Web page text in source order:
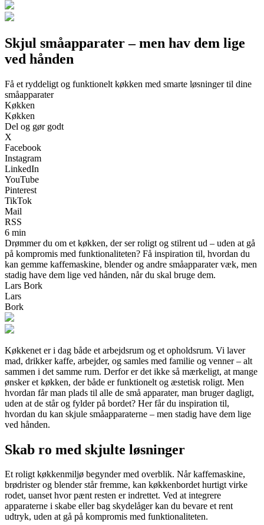
Skjul småapparater – men hav dem lige
ved hånden
Få et ryddeligt og funktionelt køkken med smarte løsninger til dine
småapparater
Køkken
Køkken
Del og gør godt
X
Facebook
Instagram
LinkedIn
YouTube
Pinterest
TikTok
Mail
RSS
6 min
Drømmer du om et køkken, der ser roligt og stilrent ud – uden at gå
på kompromis med funktionaliteten? Få inspiration til, hvordan du
kan gemme kaffemaskine, blender og andre småapparater væk, men
stadig have dem lige ved hånden, når du skal bruge dem.
Lars Bork
Lars
Bork
Køkkenet er i dag både et arbejdsrum og et opholdsrum. Vi laver
mad, drikker kaffe, arbejder, og samles med familie og venner – alt
sammen i det samme rum. Derfor er det ikke så mærkeligt, at mange
ønsker et køkken, der både er funktionelt og æstetisk roligt. Men
hvordan får man plads til alle de små apparater, man bruger dagligt,
uden at de står og fylder på bordet? Her får du inspiration til,
hvordan du kan skjule småapparaterne – men stadig have dem lige
ved hånden.
Skab ro med skjulte løsninger
Et roligt køkkenmiljø begynder med overblik. Når kaffemaskine,
brødrister og blender står fremme, kan køkkenbordet hurtigt virke
rodet, uanset hvor pænt resten er indrettet. Ved at integrere
apparaterne i skabe eller bag skydelåger kan du bevare et rent
udtryk, uden at gå på kompromis med funktionaliteten.